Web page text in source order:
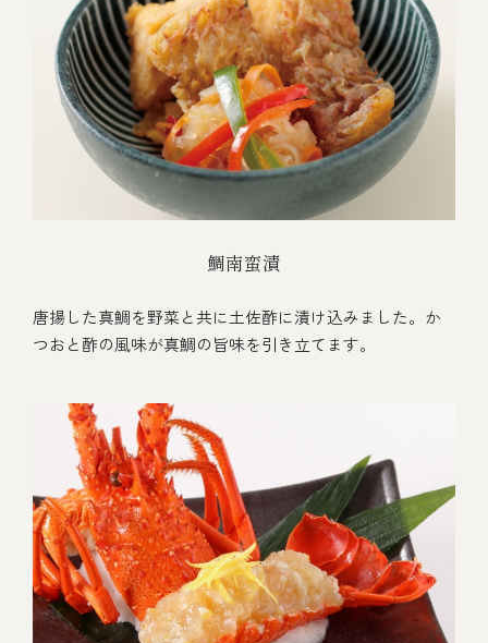
鯛南蛮漬
唐揚した真鯛を野菜と共に土佐酢に漬け込みました。か
つおと酢の風味が真鯛の旨味を引き立てます。